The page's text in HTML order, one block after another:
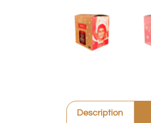
Description